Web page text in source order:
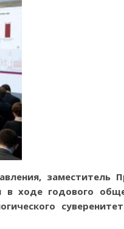
заместитель
ходе годового